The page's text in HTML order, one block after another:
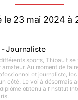
le 23 mai 2024 à
-Journaliste
sports, Thibault
Au moment de
et journaliste,
côté. Le voilà désormais
obtenu à l’Institut